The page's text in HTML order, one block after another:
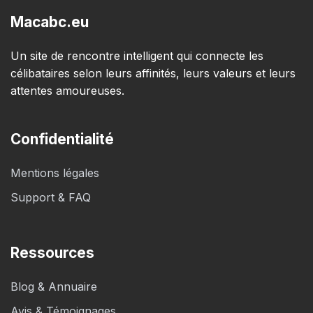
Macabc.eu
Un site de rencontre intelligent qui connecte les
célibataires selon leurs affinités, leurs valeurs et leurs
attentes amoureuses.
Confidentialité
Mentions légales
Support & FAQ
Ressources
Blog & Annuaire